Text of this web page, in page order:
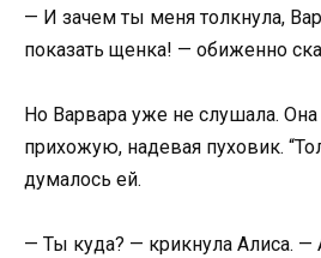
— И зачем ты меня толкнула,
показать щенка! — обиженно
Но Варвара уже не слушала. Она
прихожую, надевая пуховик.
думалось ей.
— Ты куда? — крикнула Алиса. —